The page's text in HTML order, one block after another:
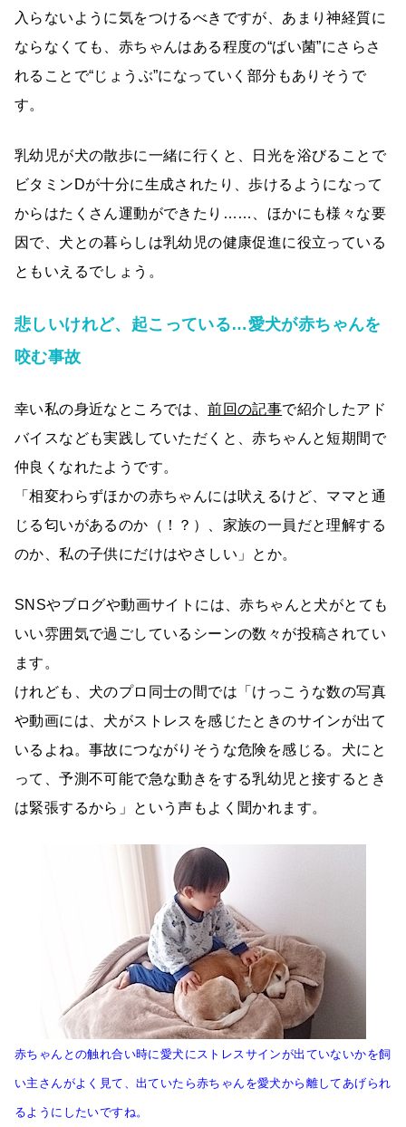
入らないように気をつけるべきですが、あまり神経質に
ならなくても、赤ちゃんはある程度の“ばい菌”にさらさ
れることで“じょうぶ”になっていく部分もありそうで
す。
乳幼児が犬の散歩に一緒に行くと、日光を浴びることで
ビタミンDが十分に生成されたり、歩けるようになって
からはたくさん運動ができたり……、ほかにも様々な要
因で、犬との暮らしは乳幼児の健康促進に役立っている
ともいえるでしょう。
悲しいけれど、起こっている…愛犬が赤ちゃんを
咬む事故
幸い私の身近なところでは、前回の記事で紹介したアド
バイスなども実践していただくと、赤ちゃんと短期間で
仲良くなれたようです。
「相変わらずほかの赤ちゃんには吠えるけど、ママと通
じる匂いがあるのか（！？）、家族の一員だと理解する
のか、私の子供にだけはやさしい」とか。
SNSやブログや動画サイトには、赤ちゃんと犬がとても
いい雰囲気で過ごしているシーンの数々が投稿されてい
ます。
けれども、犬のプロ同士の間では「けっこうな数の写真
や動画には、犬がストレスを感じたときのサインが出て
いるよね。事故につながりそうな危険を感じる。犬にと
って、予測不可能で急な動きをする乳幼児と接するとき
は緊張するから」という声もよく聞かれます。
赤ちゃんとの触れ合い時に愛犬にストレスサインが出ていないかを飼
い主さんがよく見て、出ていたら赤ちゃんを愛犬から離してあげられ
るようにしたいですね。